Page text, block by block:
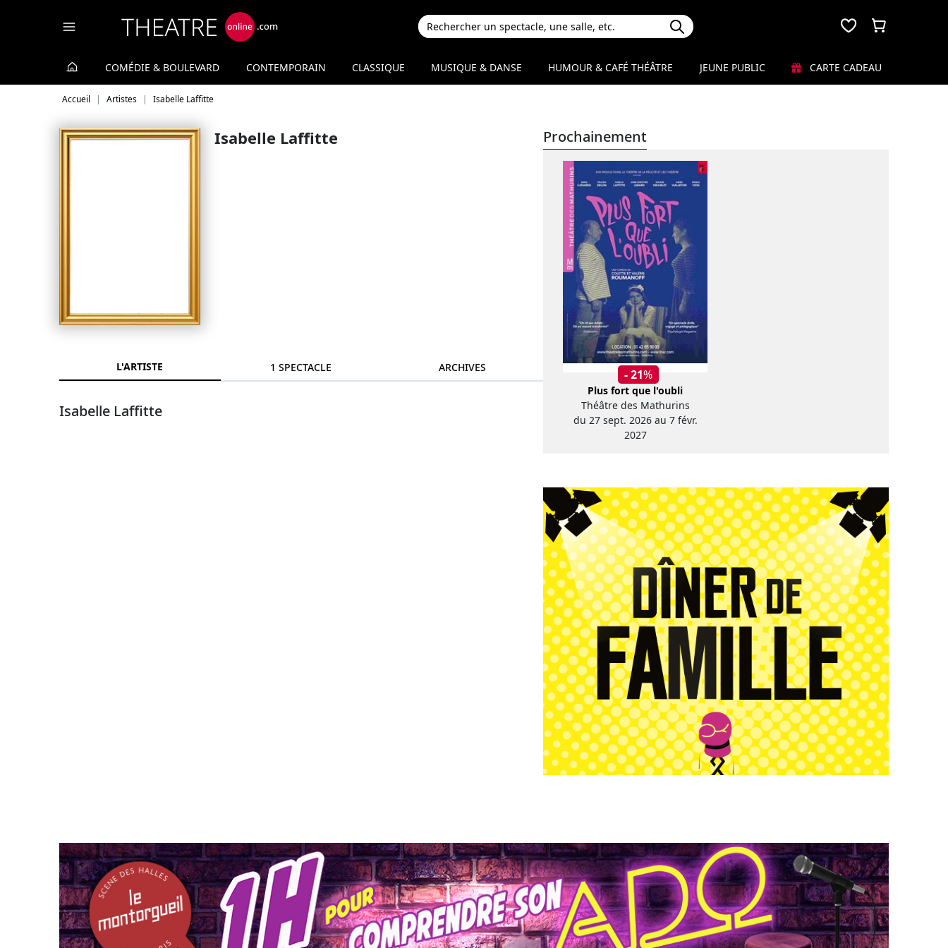
COMÉDIE & BOULEVARD CONTEMPORAIN CLASSIQUE MUSIQUE & DANSE HUMOUR & CAFÉ THÉÂTRE JEUNE PUBLIC CARTE CADEAU
Accueil Artistes Isabelle Laffitte
Isabelle Laffitte
L'ARTISTE 1 SPECTACLE ARCHIVES
Isabelle Laffitte
Prochainement
- 21%
Plus fort que l'oubli
Théâtre des Mathurins
du 27 sept. 2026 au 7 févr.
2027